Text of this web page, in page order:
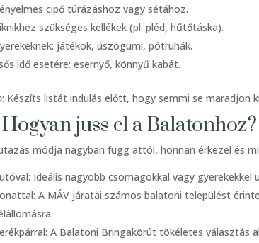
cipő túrázáshoz vagy sétához.
szükséges kellékek (pl. pléd, hűtőtáska).
játékok, úszógumi, pótruhák.
idő esetére: esernyő, könnyű kabát.
: Készíts listát indulás előtt, hogy semmi se maradjon
Hogyan juss el a Balatonhoz?
módja nagyban függ attól, honnan érkezel és
Ideális nagyobb csomagokkal vagy
A MÁV járatai számos balatoni települést
A Balatoni Bringakörút tökéletes választás